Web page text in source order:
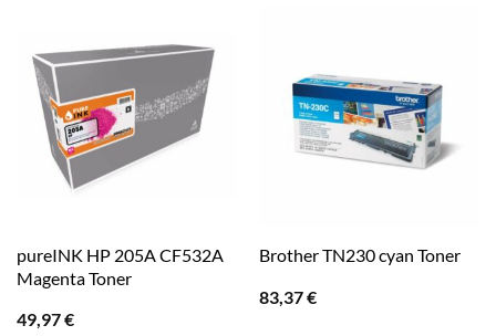
pureINK HP 205A CF532A
Magenta Toner
49,97€
Brother TN230 cyan Toner
83,37€